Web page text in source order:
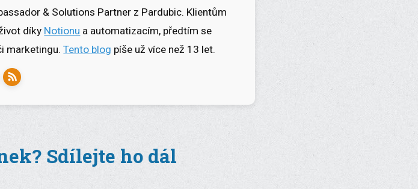
& Solutions Partner z Pardubic. Klientům
díky Notionu a automatizacím, předtím se
marketingu.Tento blog píše už více než 13 let.
Sdílejte ho dál